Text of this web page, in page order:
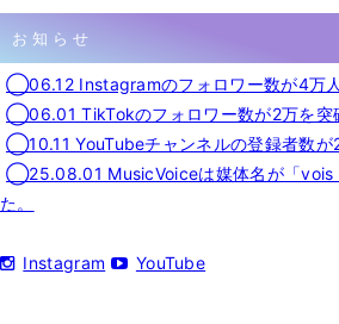
お知らせ
◯06.12 Instagramのフォロワー数が4万人
◯06.01 TikTokのフォロワー数が2万を突
◯10.11 YouTubeチャンネルの登録者数が
◯25.08.01 MusicVoiceは媒体名が「vois
た。
Instagram YouTube